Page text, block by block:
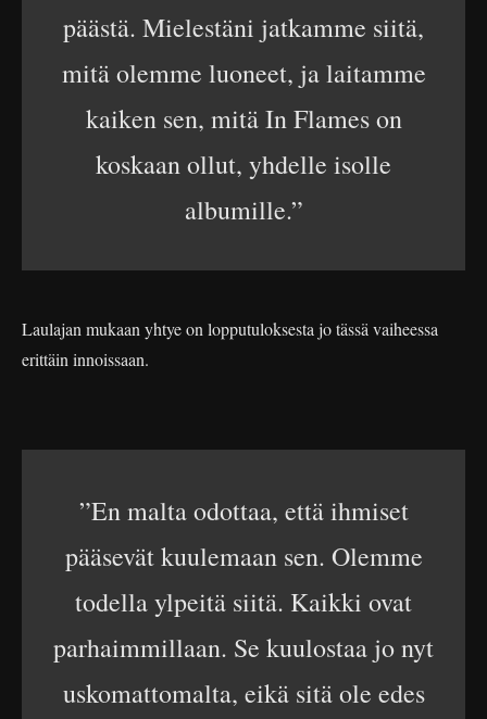
päästä. Mielestäni jatkamme siitä,
mitä olemme luoneet, ja laitamme
kaiken sen, mitä In Flames on
koskaan ollut, yhdelle isolle
albumille.”
Laulajan mukaan yhtye on lopputuloksesta jo tässä vaiheessa
erittäin innoissaan.
”En malta odottaa, että ihmiset
pääsevät kuulemaan sen. Olemme
todella ylpeitä siitä. Kaikki ovat
parhaimmillaan. Se kuulostaa jo nyt
uskomattomalta, eikä sitä ole edes